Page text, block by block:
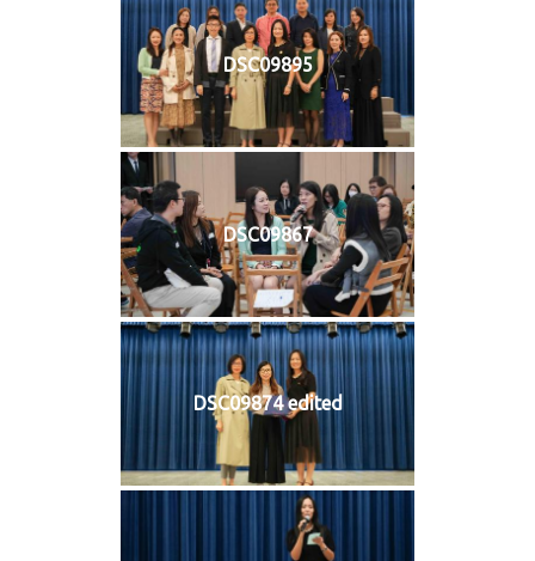
DSC09895
DSC09867
DSC09874 edited